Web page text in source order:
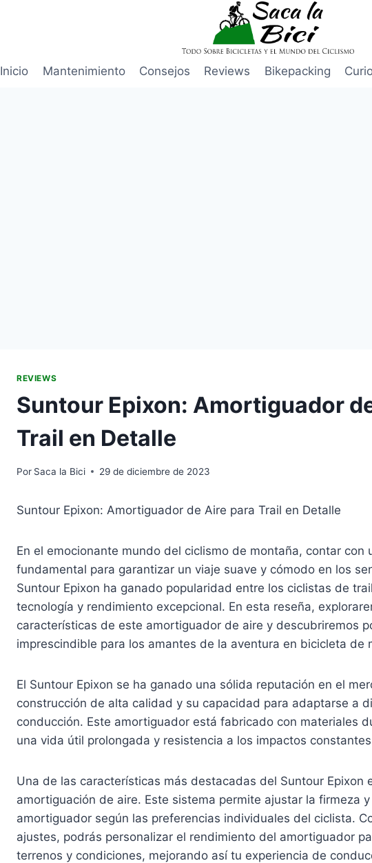
Inicio
Mantenimiento Consejos Reviews Bikepacking
REVIEWS
Suntour Epixon: Amortiguador
Trail en Detalle
Por Saca la Bici 29 de diciembre de 2023
Suntour Epixon: Amortiguador de Aire para Trail en Detalle
En el emocionante mundo del ciclismo de montaña, contar con
fundamental para garantizar un viaje suave y cómodo en los
Suntour Epixon ha ganado popularidad entre los ciclistas de
tecnología y rendimiento excepcional. En esta reseña,
características de este amortiguador de aire y descubriremos
imprescindible para los amantes de la aventura en bicicleta de
El Suntour Epixon se ha ganado una sólida reputación en el
construcción de alta calidad y su capacidad para adaptarse a
conducción. Este amortiguador está fabricado con materiales
una vida útil prolongada y resistencia a los impactos
Una de las características más destacadas del Suntour Epixon
amortiguación de aire. Este sistema permite ajustar la firmeza
amortiguador según las preferencias individuales del ciclista.
ajustes, podrás personalizar el rendimiento del amortiguador
terrenos y condiciones, mejorando así tu experiencia de